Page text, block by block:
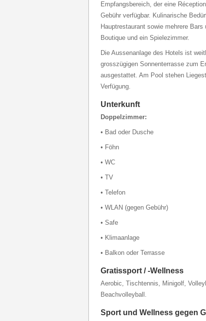
Empfangsbereich, der eine
Gebühr verfügbar. Kulinarische
Hauptrestaurant sowie mehrere
Boutique und ein Spielezimmer.
Die Aussenanlage des Hotels ist
grosszügigen Sonnenterrasse zum
ausgestattet. Am Pool stehen
Verfügung.
Unterkunft
Doppelzimmer:
• Bad oder Dusche
• Föhn
• WC
• TV
• Telefon
• WLAN (gegen Gebühr)
• Safe
• Klimaanlage
• Balkon oder Terrasse
Gratissport / -Wellness
Aerobic, Tischtennis, Minigolf,
Beachvolleyball.
Sport und Wellness gegen